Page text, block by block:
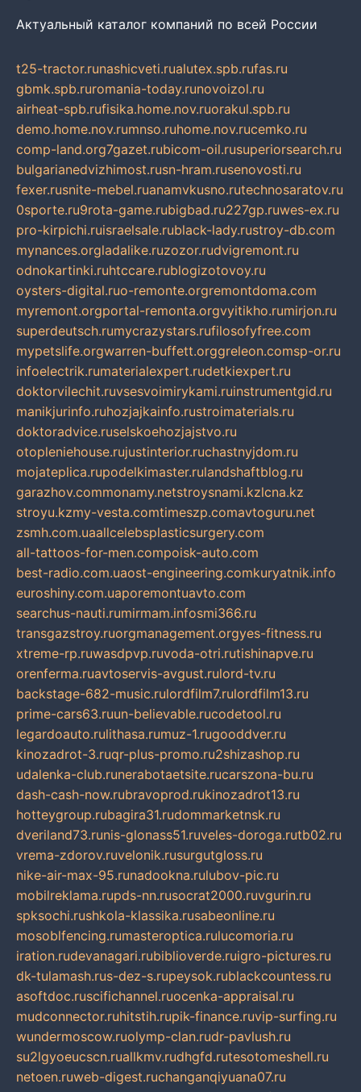
Актуальный каталог компаний по всей России
t25-tractor.runashicveti.rualutex.spb.rufas.ru
gbmk.spb.ruromania-today.runovoizol.ru
airheat-spb.rufisika.home.nov.ruorakul.spb.ru
demo.home.nov.rumnso.ruhome.nov.rucemko.ru
comp-land.org7gazet.rubicom-oil.rusuperiorsearch.ru
bulgarianedvizhimost.rusn-hram.rusenovosti.ru
fexer.rusnite-mebel.ruanamvkusno.rutechnosaratov.ru
0sporte.ru9rota-game.rubigbad.ru227gp.ruwes-ex.ru
pro-kirpichi.ruisraelsale.rublack-lady.rustroy-db.com
mynances.orgladalike.ruzozor.rudvigremont.ru
odnokartinki.ruhtccare.rublogizotovoy.ru
oysters-digital.ruo-remonte.orgremontdoma.com
myremont.orgportal-remonta.orgvyitikho.rumirjon.ru
superdeutsch.rumycrazystars.rufilosofyfree.com
mypetslife.orgwarren-buffett.orggreleon.comsp-or.ru
infoelectrik.rumaterialexpert.rudetkiexpert.ru
doktorvilechit.ruvsesvoimirykami.ruinstrumentgid.ru
manikjurinfo.ruhozjajkainfo.rustroimaterials.ru
doktoradvice.ruselskoehozjajstvo.ru
otopleniehouse.rujustinterior.ruchastnyjdom.ru
mojateplica.rupodelkimaster.rulandshaftblog.ru
garazhov.commonamy.netstroysnami.kzlcna.kz
stroyu.kzmy-vesta.comtimeszp.comavtoguru.net
zsmh.com.uaallcelebsplasticsurgery.com
all-tattoos-for-men.compoisk-auto.com
best-radio.com.uaost-engineering.comkuryatnik.info
euroshiny.com.uaporemontuavto.com
searchus-nauti.rumirmam.infosmi366.ru
transgazstroy.ruorgmanagement.orgyes-fitness.ru
xtreme-rp.ruwasdpvp.ruvoda-otri.rutishinapve.ru
orenferma.ruavtoservis-avgust.rulord-tv.ru
backstage-682-music.rulordfilm7.rulordfilm13.ru
prime-cars63.ruun-believable.rucodetool.ru
legardoauto.rulithasa.rumuz-1.rugooddver.ru
kinozadrot-3.ruqr-plus-promo.ru2shizashop.ru
udalenka-club.runerabotaetsite.rucarszona-bu.ru
dash-cash-now.rubravoprod.rukinozadrot13.ru
hotteygroup.rubagira31.rudommarketnsk.ru
dveriland73.runis-glonass51.ruveles-doroga.rutb02.ru
vrema-zdorov.ruvelonik.rusurgutgloss.ru
nike-air-max-95.runadookna.rulubov-pic.ru
mobilreklama.rupds-nn.rusocrat2000.ruvgurin.ru
spksochi.rushkola-klassika.rusabeonline.ru
mosoblfencing.rumasteroptica.rulucomoria.ru
iration.rudevanagari.rubiblioverde.ruigro-pictures.ru
dk-tulamash.rus-dez-s.rupeysok.rublackcountess.ru
asoftdoc.ruscifichannel.ruocenka-appraisal.ru
mudconnector.ruhitstih.rupik-finance.ruvip-surfing.ru
wundermoscow.ruolymp-clan.rudr-pavlush.ru
su2lgyoeucscn.ruallkmv.rudhgfd.rutesotomeshell.ru
netoen.ruweb-digest.ruchanganqiyuana07.ru